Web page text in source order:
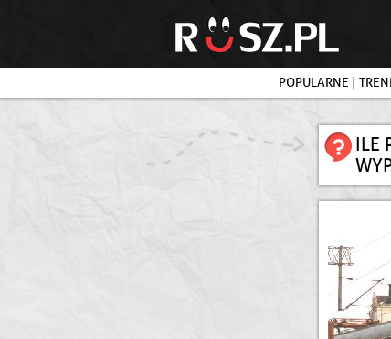
POPULARNE |
ILE